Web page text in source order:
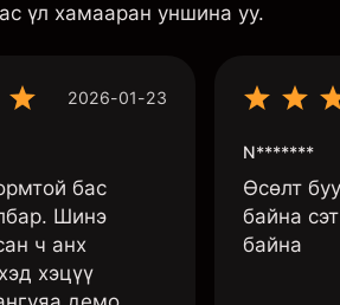
үл хамааран уншина уу.
2026-01-23
бас
Шинэ
ч анх
хэцүү
N*******
Өсөлт
байна
байна